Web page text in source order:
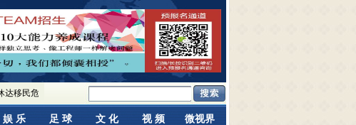
移民危机已致72人死亡 韩军方称险些误击美军无人机系双方沟通失误所致
娱 乐 足 球 文 化 视 频 微视界